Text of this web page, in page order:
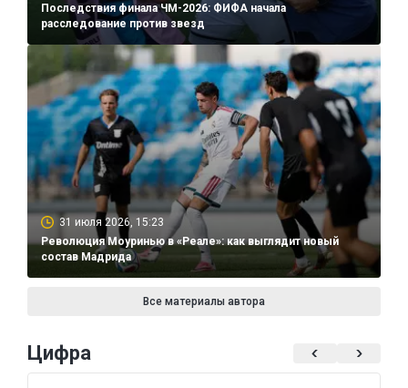
Последствия финала ЧМ-2026: ФИФА начала
расследование против звезд
31 июля 2026, 15:23
Революция Моуринью в «Реале»: как выглядит новый
состав Мадрида
Все материалы автора
Цифра